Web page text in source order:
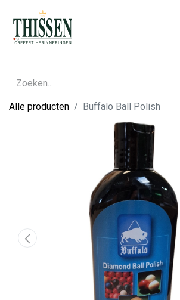
Alle producten Buffalo Ball Polish